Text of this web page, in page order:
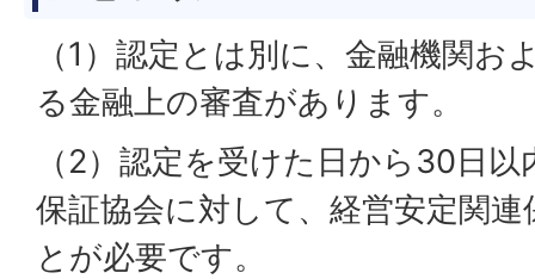
（1）認定とは別に、金融機関お
る金融上の審査があります。
（2）認定を受けた日から30日
保証協会に対して、経営安定関
とが必要です。